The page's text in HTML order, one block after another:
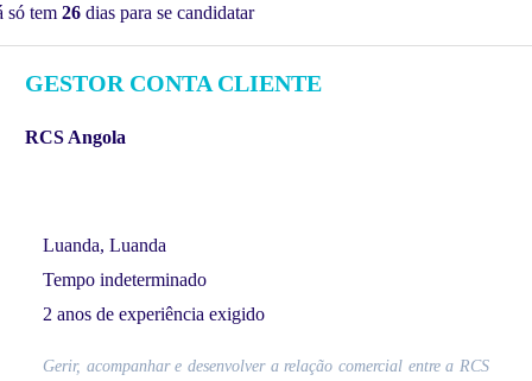
só tem 26 dias para se candidatar
GESTOR CONTA CLIENTE
RCS Angola
Luanda, Luanda
Tempo indeterminado
2 anos de experiência exigido
Gerir, acompanhar e desenvolver a relação comercial entre a RCS